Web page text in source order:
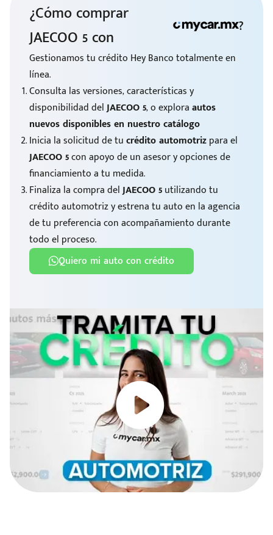
¿Cómo comprar
JAECOO 5 con
?
Gestionamos tu crédito Hey Banco totalmente en
línea.
Consulta las versiones, características y
disponibilidad delJAECOO 5, o exploraautos
nuevos disponibles en nuestro catálogo
Inicia la solicitud de tucrédito automotrizpara el
JAECOO 5con apoyo de un asesor y opciones de
financiamiento a tu medida.
Finaliza la compra delJAECOO 5utilizando tu
crédito automotriz y estrena tu auto en la agencia
de tu preferencia con acompañamiento durante
todo el proceso.
Quiero mi auto con crédito